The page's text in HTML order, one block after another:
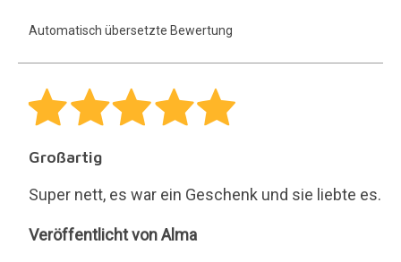
Automatisch übersetzte Bewertung
Großartig
Super nett, es war ein Geschenk und sie liebte es.
Alma
Veröffentlicht von Alma